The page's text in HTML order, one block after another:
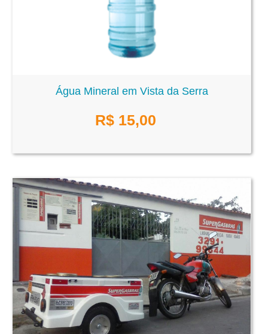
Água Mineral em Vista da Serra
R$ 15,00